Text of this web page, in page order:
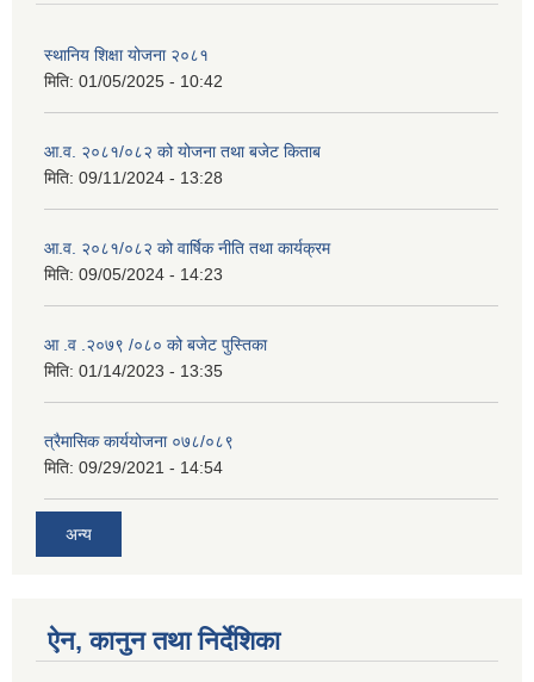
स्थानिय शिक्षा योजना २०८१
मिति: 01/05/2025 - 10:42
आ.व. २०८१/०८२ को योजना तथा बजेट किताब
मिति: 09/11/2024 - 13:28
आ.व. २०८१/०८२ को वार्षिक नीति तथा कार्यक्रम
मिति: 09/05/2024 - 14:23
आ .व .२०७९ /०८० को बजेट पुस्तिका
मिति: 01/14/2023 - 13:35
त्रैमासिक कार्ययोजना ०७८/०८९
मिति: 09/29/2021 - 14:54
अन्य
ऐन, कानुन तथा निर्देशिका